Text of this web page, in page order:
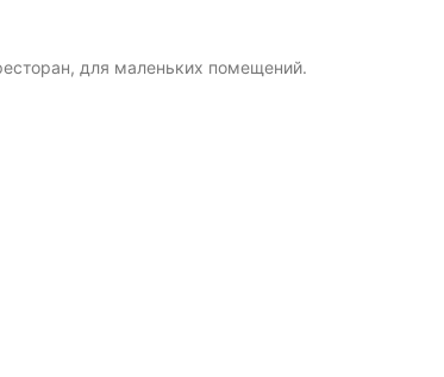
для маленьких помещений.